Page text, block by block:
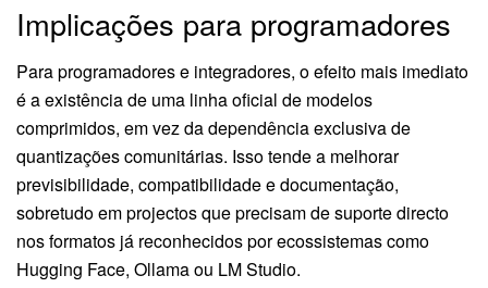
Implicações para programadores
Para programadores e integradores, o efeito mais imediato
é a existência de uma linha oficial de modelos
comprimidos, em vez da dependência exclusiva de
quantizações comunitárias. Isso tende a melhorar
previsibilidade, compatibilidade e documentação,
sobretudo em projectos que precisam de suporte directo
nos formatos já reconhecidos por ecossistemas como
Hugging Face, Ollama ou LM Studio.